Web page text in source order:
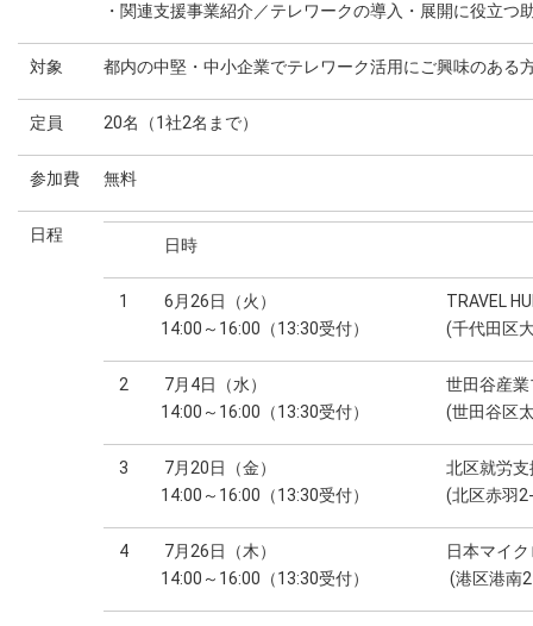
・関連支援事業紹介／テレワークの導入・展開に役立つ
対象 都内の中堅・中小企業でテレワーク活用にご興味のある
定員 20名（1社2名まで）
参加費 無料
日程
日時
1
6月26日（火）
14:00～16:00（13:30受付）
TRAVEL
(千代田区
2
7月4日（水）
14:00～16:00（13:30受付）
世田谷産
(世田谷区
3
7月20日（金）
14:00～16:00（13:30受付）
北区就労
(北区赤羽
4
7月26日（木）
14:00～16:00（13:30受付）
日本マイ
(港区港南